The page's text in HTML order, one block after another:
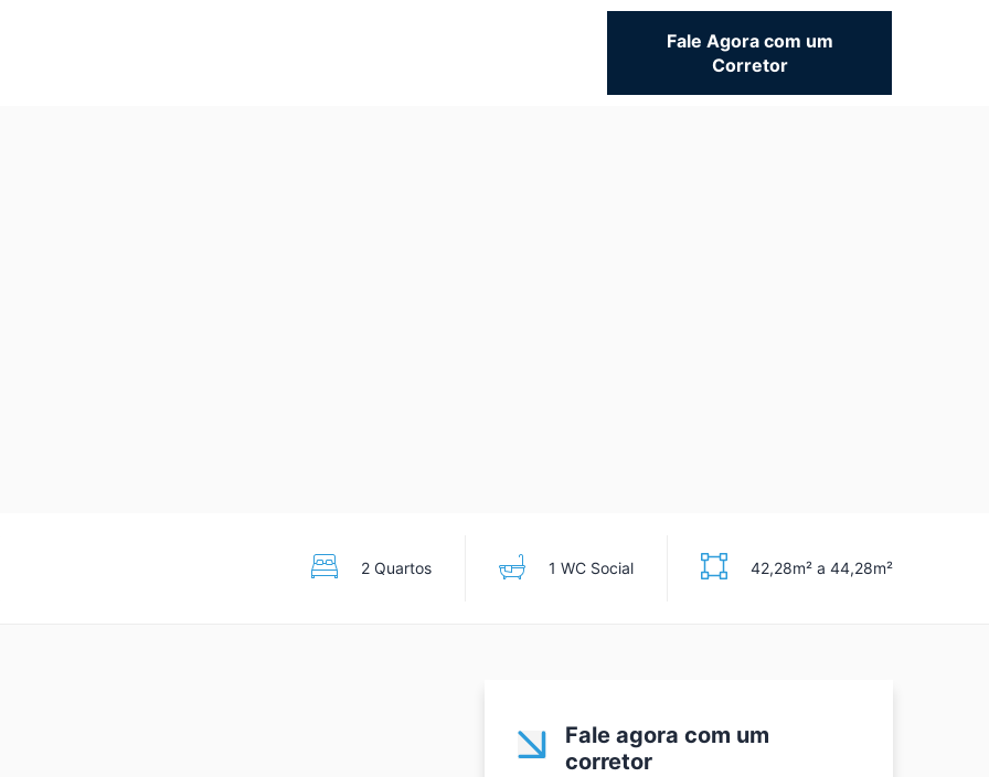
Fale Agora com um
Corretor
2 Quartos 1 WC Social 42,28m² a 44,28m²
Fale agora com um
corretor